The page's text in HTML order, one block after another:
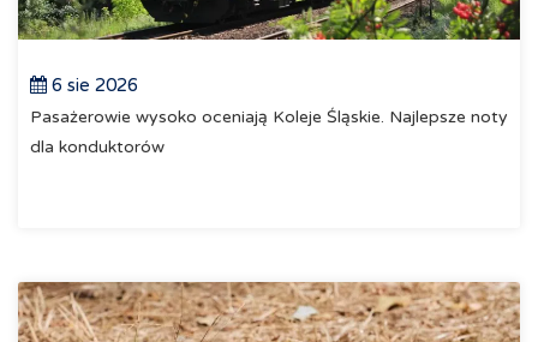
6 sie 2026
Pasażerowie wysoko oceniają Koleje Śląskie. Najlepsze noty
dla konduktorów